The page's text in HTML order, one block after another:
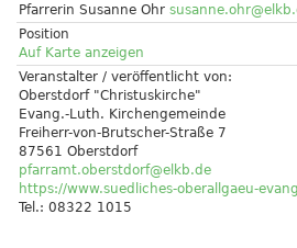
Pfarrerin Susanne Ohr
Position
Auf Karte anzeigen
Veranstalter / veröffentlicht von:
Oberstdorf "Christuskirche"
Evang.-Luth. Kirchengemeinde
Freiherr-von-Brutscher-Straße 7
87561 Oberstdorf
pfarramt.oberstdorf@elkb.de
https://www.suedliches-oberallgaeu-
Tel.: 08322 1015